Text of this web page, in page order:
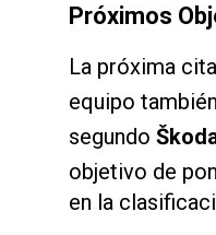
Próximos
La próxima
equipo
segundo
objetivo de
en la